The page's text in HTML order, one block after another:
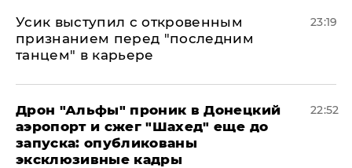
Усик выступил с откровенным
признанием перед "последним
танцем" в карьере
23:19
Дрон "Альфы" проник в Донецкий
аэропорт и сжег "Шахед" еще до
запуска: опубликованы
эксклюзивные кадры
22:52